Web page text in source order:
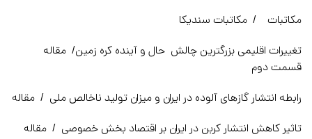
مکاتبات / مکاتبات سندیکا
تغییرات اقلیمی بزرگترین چالش حال و آینده کره زمین/ مقاله
قسمت دوم
رابطه انتشار گازهای آلوده در ایران و میزان تولید ناخالص ملی / مقاله
تاثیر کاهش انتشار کربن در ایران بر اقتصاد بخش خصوصی / مقاله